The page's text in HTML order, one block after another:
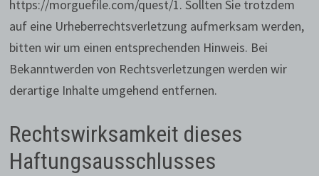
https://morguefile.com/quest/1. Sollten Sie trotzdem
auf eine Urheberrechtsverletzung aufmerksam werden,
bitten wir um einen entsprechenden Hinweis. Bei
Bekanntwerden von Rechtsverletzungen werden wir
derartige Inhalte umgehend entfernen.
Rechtswirksamkeit dieses
Haftungsausschlusses